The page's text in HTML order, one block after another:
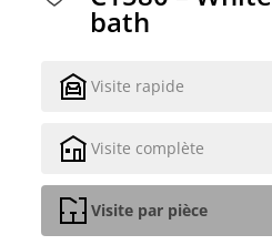
bath
Visite rapide
Visite complète
Visite par pièce